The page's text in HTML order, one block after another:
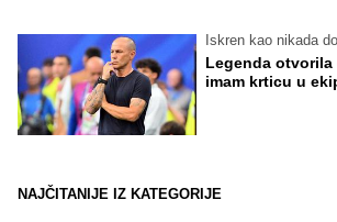
Iskren kao nikada
Legenda
imam krticu u
NAJČITANIJE IZ KATEGORIJE